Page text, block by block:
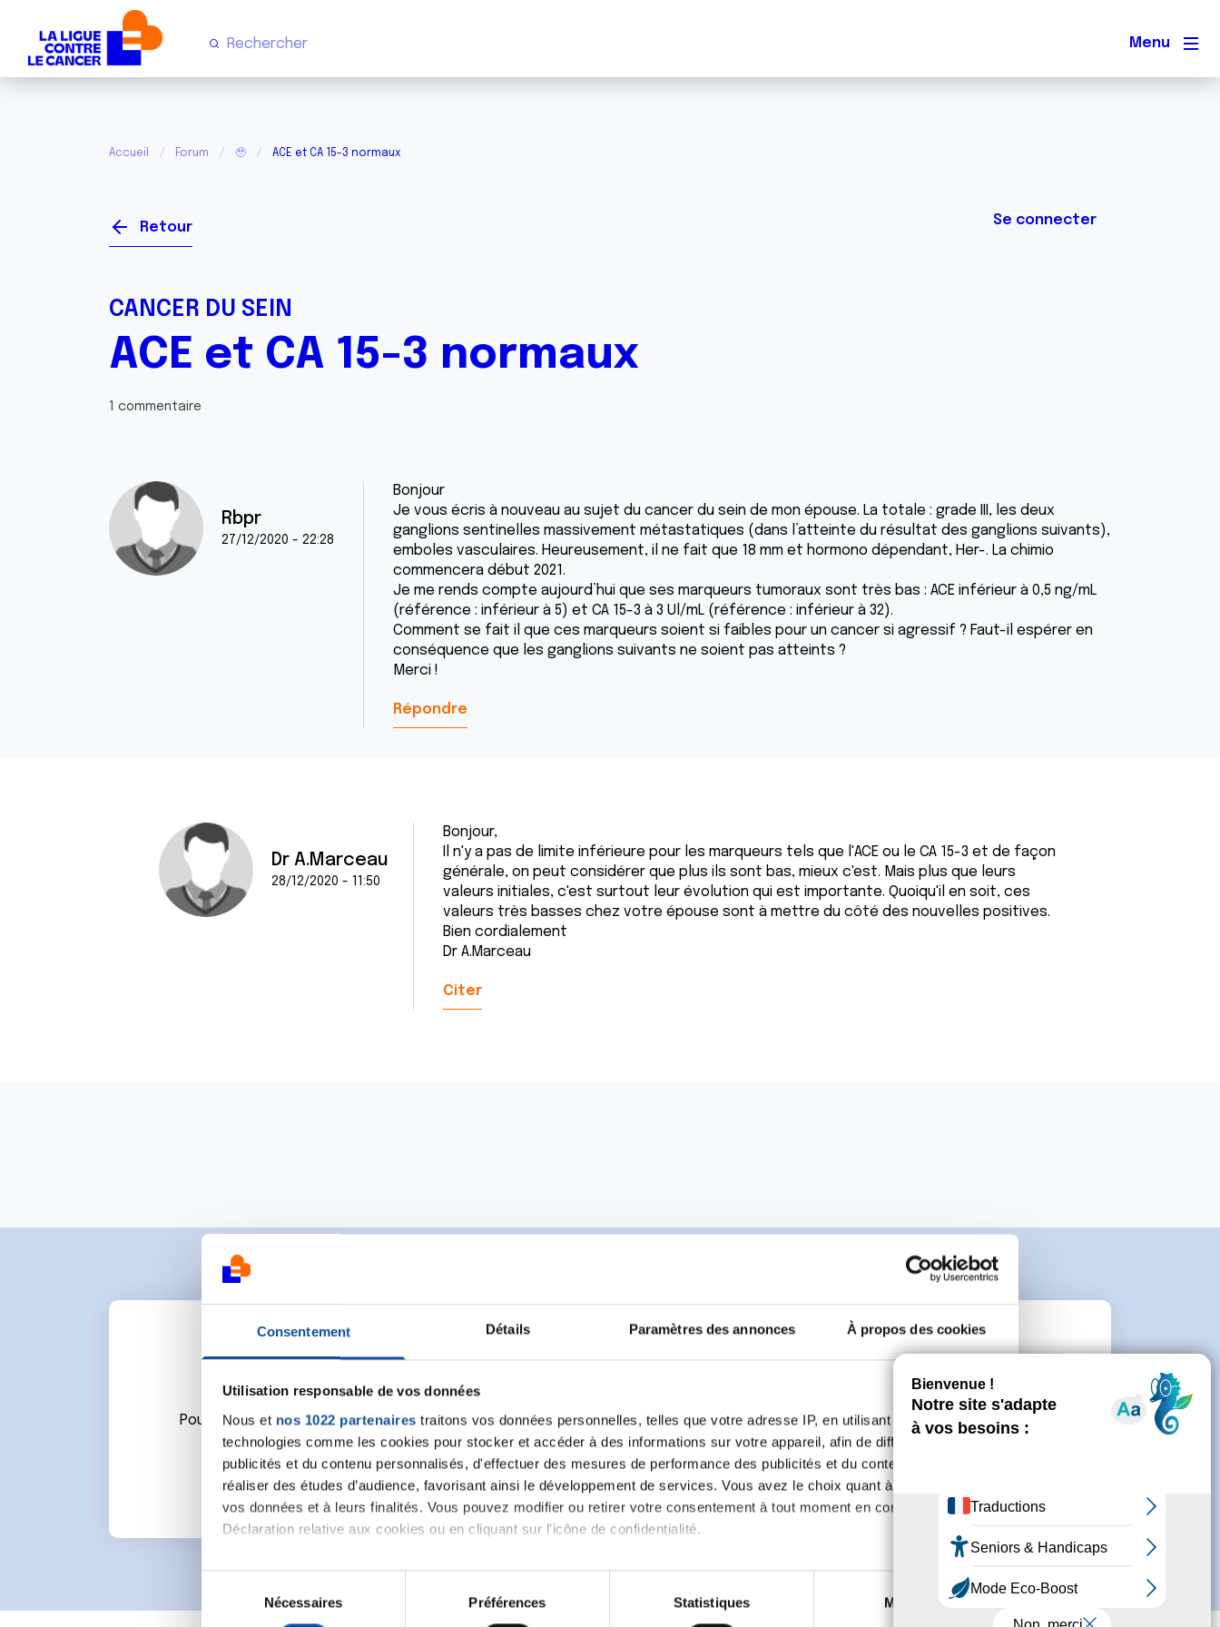
Consentement Détails Paramètres des annonces À propos des cookies
Utilisation responsable de vos données
Nous et nos 1022 partenaires traitons vos données personnelles, telles que votre adresse IP, en utilisant des
technologies comme les cookies pour stocker et accéder à des informations sur votre appareil, afin de diffuser des
publicités et du contenu personnalisés, d'effectuer des mesures de performance des publicités et du contenu, ainsi que de
réaliser des études d’audience, favorisant ainsi le développement de services. Vous avez le choix quant à l'utilisation de
vos données et à leurs finalités. Vous pouvez modifier ou retirer votre consentement à tout moment en consultant la
Déclaration relative aux cookies ou en cliquant sur l'icône de confidentialité.
Si vous le permettez, nous aimerions également :
Collecter des informations sur votre localisation géographique qui peuvent être précises à plusieurs mètres près
Nécessaires Préférences Statistiques Marketing
Menu
Accueil Forum 🥹 ACE et CA 15-3 normaux
Retour Se connecter
CANCER DU SEIN
ACE et CA 15-3 normaux
1 commentaire
Rbpr
27/12/2020 - 22:28
Bonjour
Je vous écris à nouveau au sujet du cancer du sein de mon épouse. La totale : grade III, les deux
ganglions sentinelles massivement métastatiques (dans l’atteinte du résultat des ganglions suivants),
emboles vasculaires. Heureusement, il ne fait que 18 mm et hormono dépendant, Her-. La chimio
commencera début 2021.
Je me rends compte aujourd’hui que ses marqueurs tumoraux sont très bas : ACE inférieur à 0,5 ng/mL
(référence : inférieur à 5) et CA 15-3 à 3 Ul/mL (référence : inférieur à 32).
Comment se fait il que ces marqueurs soient si faibles pour un cancer si agressif ? Faut-il espérer en
conséquence que les ganglions suivants ne soient pas atteints ?
Merci !
Répondre
Dr A.Marceau
28/12/2020 - 11:50
Bonjour,
Il n'y a pas de limite inférieure pour les marqueurs tels que l'ACE ou le CA 15-3 et de façon
générale, on peut considérer que plus ils sont bas, mieux c'est. Mais plus que leurs
valeurs initiales, c'est surtout leur évolution qui est importante. Quoiqu'il en soit, ces
valeurs très basses chez votre épouse sont à mettre du côté des nouvelles positives.
Bien cordialement
Dr A.Marceau
Citer
Ecrire un commentaire
Pour écrire un commentaire ou lancer une nouvelle discussion vous aurez besoin de vous connecter ou de créer un compte.
Se connecter Créer un nouveau compte